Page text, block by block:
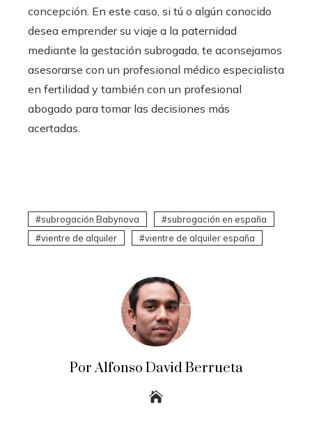
concepción. En este caso, si tú o algún conocido
desea emprender su viaje a la paternidad
mediante la gestación subrogada, te aconsejamos
asesorarse con un profesional médico especialista
en fertilidad y también con un profesional
abogado para tomar las decisiones más
acertadas.
subrogación Babynova
subrogación en españa
vientre de alquiler
vientre de alquiler españa
Por Alfonso David Berrueta